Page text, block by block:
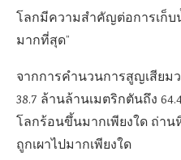
โลกมีความสำคัญต่อการเก็บ
มากที่สุด”
จากการคำนวนการสูญเสียม
38.7 ล้านล้านเมตริกตันถึง
โลกร้อนขึ้นมากเพียงใด ถ่า
ถูกเผาไปมากเพียงใด